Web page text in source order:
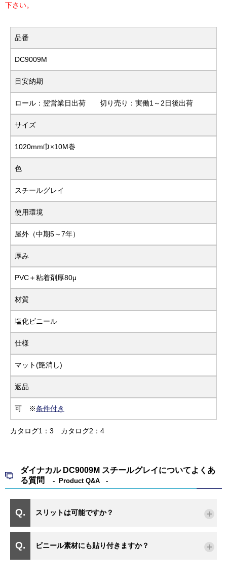
下さい。
品番
DC9009M
目安納期
ロール：翌営業日出荷 切り売り：実働1～2日後出荷
サイズ
1020mm巾×10M巻
色
スチールグレイ
使用環境
屋外（中期5～7年）
厚み
PVC＋粘着剤厚80μ
材質
塩化ビニール
仕様
マット(艶消し)
返品
可 ※条件付き
カタログ1：3 カタログ2：4
ダイナカル DC9009M スチールグレイについてよくあ
る質問
Product Q&A
スリットは可能ですか？
ビニール素材にも貼り付きますか？